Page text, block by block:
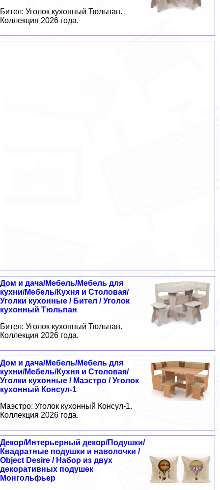
Бител: Уголок кухонный Тюльпан.
Коллекция 2026 года.
Дом и дача/Мебель/Мебель для
кухни/Мебель/Кухня и Столовая/
Уголки кухонные / Бител / Уголок
кухонный Тюльпан
Бител: Уголок кухонный Тюльпан.
Коллекция 2026 года.
Дом и дача/Мебель/Мебель для
кухни/Мебель/Кухня и Столовая/
Уголки кухонные / Маэстро / Уголок
кухонный Консул-1
Маэстро: Уголок кухонный Консул-1.
Коллекция 2026 года.
Декор/Интерьерный декор/Подушки/
Квадратные подушки и наволочки /
Object Desire / Набор из двух
декоративных подушек
Монгольфьер